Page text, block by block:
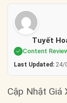
Tuyết
Content
Last Updated: 24/
Cập Nhật